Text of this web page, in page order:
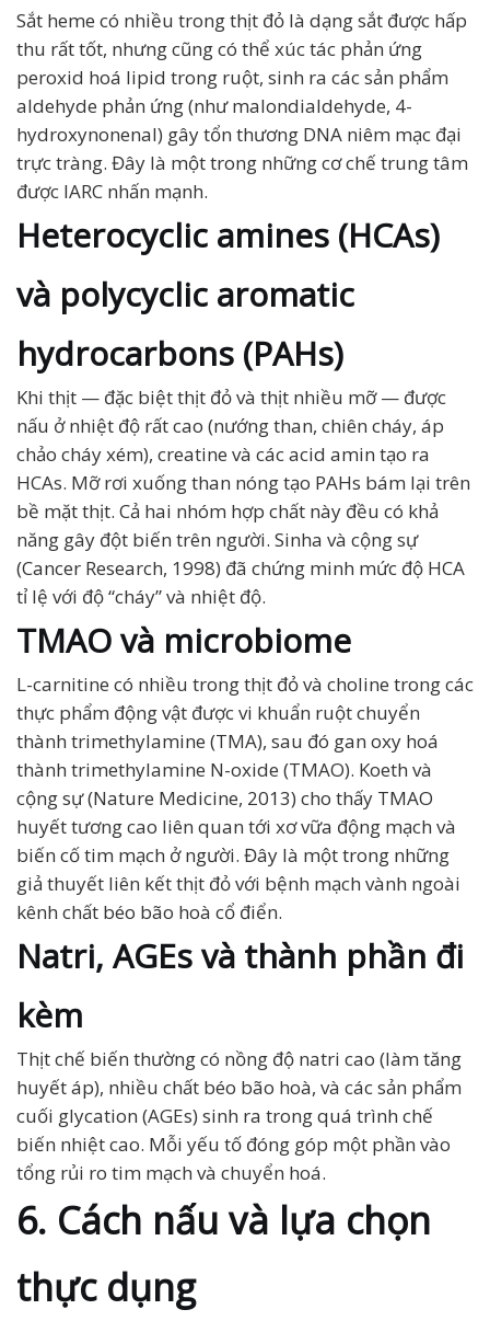
Sắt heme có nhiều trong thịt đỏ là dạng sắt được hấp
thu rất tốt, nhưng cũng có thể xúc tác phản ứng
peroxid hoá lipid trong ruột, sinh ra các sản phẩm
aldehyde phản ứng (như malondialdehyde, 4-
hydroxynonenal) gây tổn thương DNA niêm mạc đại
trực tràng. Đây là một trong những cơ chế trung tâm
được IARC nhấn mạnh.
Heterocyclic amines (HCAs)
và polycyclic aromatic
hydrocarbons (PAHs)
Khi thịt — đặc biệt thịt đỏ và thịt nhiều mỡ — được
nấu ở nhiệt độ rất cao (nướng than, chiên cháy, áp
chảo cháy xém), creatine và các acid amin tạo ra
HCAs. Mỡ rơi xuống than nóng tạo PAHs bám lại trên
bề mặt thịt. Cả hai nhóm hợp chất này đều có khả
năng gây đột biến trên người. Sinha và cộng sự
(Cancer Research, 1998) đã chứng minh mức độ HCA
tỉ lệ với độ “cháy” và nhiệt độ.
TMAO và microbiome
L-carnitine có nhiều trong thịt đỏ và choline trong các
thực phẩm động vật được vi khuẩn ruột chuyển
thành trimethylamine (TMA), sau đó gan oxy hoá
thành trimethylamine N-oxide (TMAO). Koeth và
cộng sự (Nature Medicine, 2013) cho thấy TMAO
huyết tương cao liên quan tới xơ vữa động mạch và
biến cố tim mạch ở người. Đây là một trong những
giả thuyết liên kết thịt đỏ với bệnh mạch vành ngoài
kênh chất béo bão hoà cổ điển.
Natri, AGEs và thành phần đi
kèm
Thịt chế biến thường có nồng độ natri cao (làm tăng
huyết áp), nhiều chất béo bão hoà, và các sản phẩm
cuối glycation (AGEs) sinh ra trong quá trình chế
biến nhiệt cao. Mỗi yếu tố đóng góp một phần vào
tổng rủi ro tim mạch và chuyển hoá.
6. Cách nấu và lựa chọn
thực dụng